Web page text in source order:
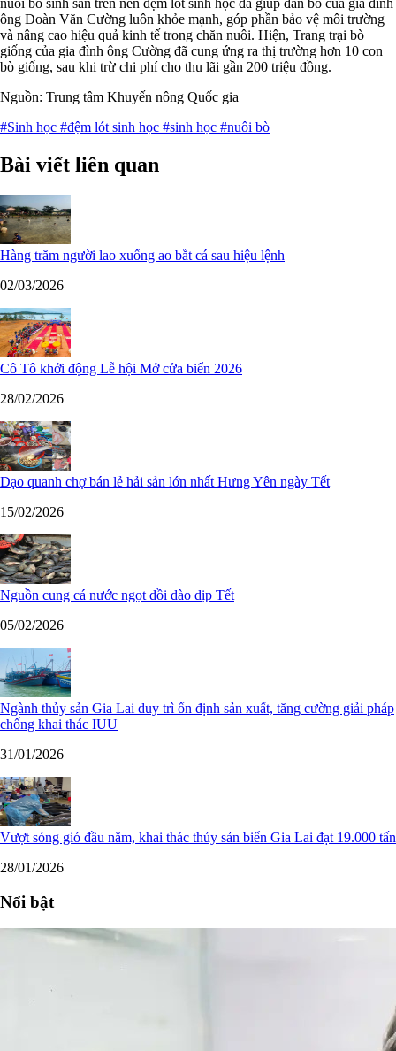
nuôi bò sinh sản trên nền đệm lót sinh học đã giúp đàn bò của gia đình
ông Đoàn Văn Cường luôn khỏe mạnh, góp phần bảo vệ môi trường
và nâng cao hiệu quả kinh tế trong chăn nuôi. Hiện, Trang trại bò
giống của gia đình ông Cường đã cung ứng ra thị trường hơn 10 con
bò giống, sau khi trừ chi phí cho thu lãi gần 200 triệu đồng.
Nguồn: Trung tâm Khuyến nông Quốc gia
#Sinh học #đệm lót sinh học #sinh học #nuôi bò
Bài viết liên quan
Hàng trăm người lao xuống ao bắt cá sau hiệu lệnh
02/03/2026
Cô Tô khởi động Lễ hội Mở cửa biển 2026
28/02/2026
Dạo quanh chợ bán lẻ hải sản lớn nhất Hưng Yên ngày Tết
15/02/2026
Nguồn cung cá nước ngọt dồi dào dịp Tết
05/02/2026
Ngành thủy sản Gia Lai duy trì ổn định sản xuất, tăng cường giải pháp
chống khai thác IUU
31/01/2026
Vượt sóng gió đầu năm, khai thác thủy sản biển Gia Lai đạt 19.000 tấn
28/01/2026
Nổi bật